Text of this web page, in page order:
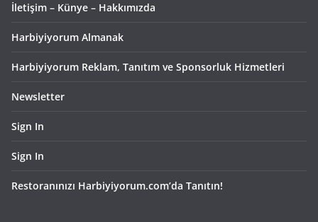
İletişim – Künye – Hakkımızda
Harbiyiyorum Almanak
Harbiyiyorum Reklam, Tanıtım ve Sponsorluk Hizmetleri
Newsletter
Sign In
Sign In
Restoranınızı Harbiyiyorum.com’da Tanıtın!